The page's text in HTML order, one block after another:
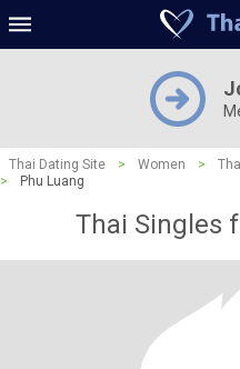
Thai Dating Site > Women >
>
Phu Luang
Thai Singles